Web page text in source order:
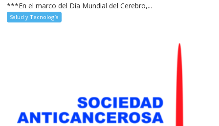
***En el marco del Día Mundial del Cerebro,...
Salud y Tecnología